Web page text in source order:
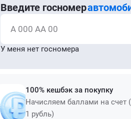
Введите госномер
А 000 АА 00
У меня нет госномера
100% кешбэк за покупку
Начисляем баллами на счет
1 рубль)